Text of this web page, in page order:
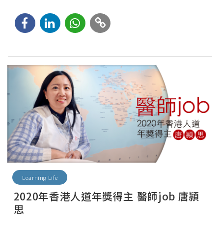
Learning Life
2020年香港人道年獎得主 醫師job 唐頴
思